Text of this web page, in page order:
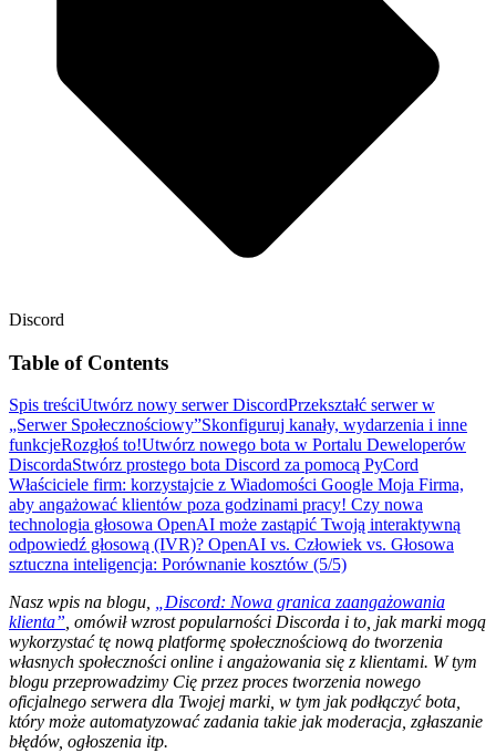
Discord
Table of Contents
Spis treściUtwórz nowy serwer DiscordPrzekształć serwer w
„Serwer Społecznościowy”Skonfiguruj kanały, wydarzenia i inne
funkcjeRozgłoś to!Utwórz nowego bota w Portalu Deweloperów
DiscordaStwórz prostego bota Discord za pomocą PyCord
Właściciele firm: korzystajcie z Wiadomości Google Moja Firma,
aby angażować klientów poza godzinami pracy! Czy nowa
technologia głosowa OpenAI może zastąpić Twoją interaktywną
odpowiedź głosową (IVR)? OpenAI vs. Człowiek vs. Głosowa
sztuczna inteligencja: Porównanie kosztów (5/5)
Nasz wpis na blogu,
„Discord: Nowa granica zaangażowania
klienta” , omówił wzrost popularności Discorda i to, jak marki mogą
wykorzystać tę nową platformę społecznościową do tworzenia
własnych społeczności online i angażowania się z klientami. W tym
blogu przeprowadzimy Cię przez proces tworzenia nowego
oficjalnego serwera dla Twojej marki, w tym jak podłączyć bota,
który może automatyzować zadania takie jak moderacja, zgłaszanie
błędów, ogłoszenia itp.